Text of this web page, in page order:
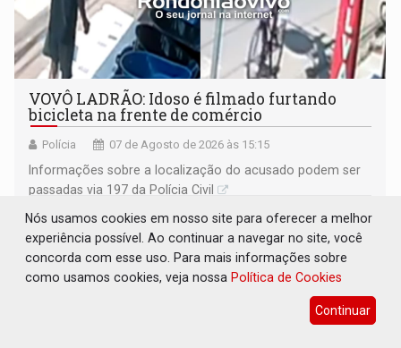
VOVÔ LADRÃO: Idoso é filmado furtando
bicicleta na frente de comércio
Polícia 07 de Agosto de 2026 às 15:15
Informações sobre a localização do acusado podem ser
passadas via 197 da Polícia Civil
Nós usamos cookies em nosso site para oferecer a melhor
experiência possível. Ao continuar a navegar no site, você
concorda com esse uso. Para mais informações sobre
como usamos cookies, veja nossa Política de Cookies
Continuar